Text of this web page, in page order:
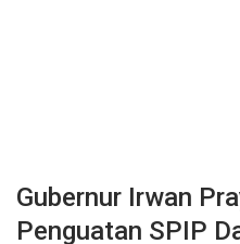
Gubernur Irwan
Penguatan SPIP